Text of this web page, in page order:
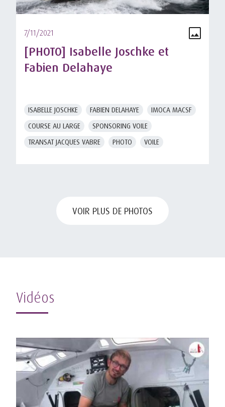
7/11/2021
[PHOTO] Isabelle Joschke et
Fabien Delahaye
ISABELLE JOSCHKE FABIEN DELAHAYE
IMOCA MACSF
COURSE AU LARGE
SPONSORING VOILE
TRANSAT JACQUES VABRE
PHOTO VOILE
VOIR PLUS DE PHOTOS
Vidéos